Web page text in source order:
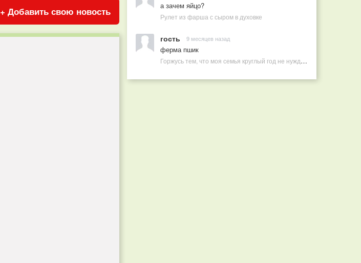
+ Добавить свою новость а зачем яйцо?
Рулет из фарша с сыром в духовке
гость 9 месяцев назад
ферма пшик
Горжусь тем, что моя семья круглый год не нуждается в покупных витаминах